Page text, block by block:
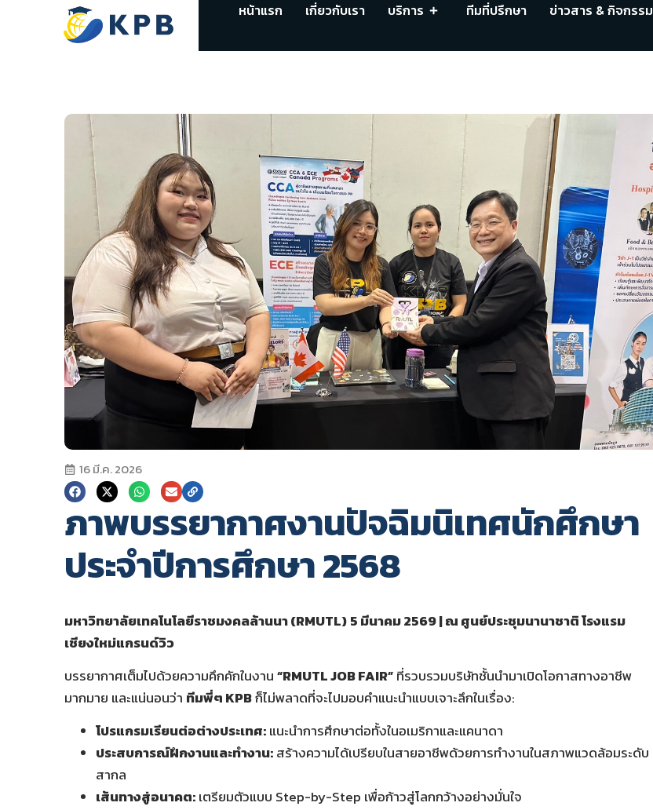
หน้าแรก เกี่ยวกับเรา บริการ ทีมที่ปรึกษา ข่าวสาร & กิจกรรม
16 มี.ค. 2026
ภาพบรรยากาศงานปัจฉิมนิเทศนักศึกษา
ประจำปีการศึกษา 2568
มหาวิทยาลัยเทคโนโลยีราชมงคลล้านนา (RMUTL)5 มีนาคม 2569 | ณ ศูนย์ประชุมนานาชาติ โรงแรม
เชียงใหม่แกรนด์วิว
บรรยากาศเต็มไปด้วยความคึกคักในงาน“RMUTL JOB FAIR”ที่รวบรวมบริษัทชั้นนำมาเปิดโอกาสทางอาชีพ
มากมาย และแน่นอนว่า ทีมพี่ๆ KPBก็ไม่พลาดที่จะไปมอบคำแนะนำแบบเจาะลึกในเรื่อง:
โปรแกรมเรียนต่อต่างประเทศ:แนะนำการศึกษาต่อทั้งในอเมริกาและแคนาดา
ประสบการณ์ฝึกงานและทำงาน:สร้างความได้เปรียบในสายอาชีพด้วยการทำงานในสภาพแวดล้อมระดับ
สากล
เส้นทางสู่อนาคต:เตรียมตัวแบบ Step-by-Step เพื่อก้าวสู่โลกกว้างอย่างมั่นใจ